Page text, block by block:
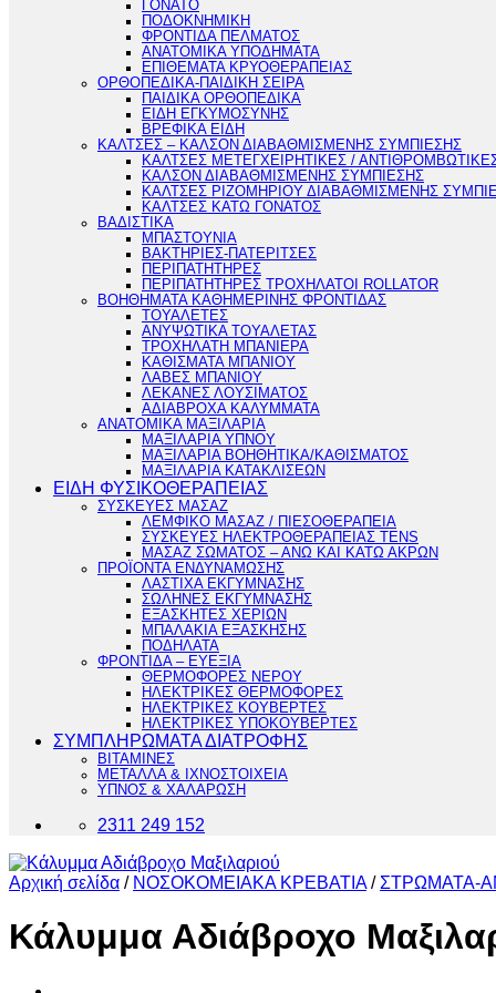
ΓΟΝΑΤΟ
ΠΟΔΟΚΝΗΜΙΚΗ
ΦΡΟΝΤΙΔΑ ΠΕΛΜΑΤΟΣ
ΑΝΑΤΟΜΙΚΑ ΥΠΟΔΗΜΑΤΑ
ΕΠΙΘΕΜΑΤΑ ΚΡΥΟΘΕΡΑΠΕΙΑΣ
ΟΡΘΟΠΕΔΙΚΑ-ΠΑΙΔΙΚΗ ΣΕΙΡΑ
ΠΑΙΔΙΚΑ ΟΡΘΟΠΕΔΙΚΑ
ΕΙΔΗ ΕΓΚΥΜΟΣΥΝΗΣ
ΒΡΕΦΙΚΑ ΕΙΔΗ
ΚΑΛΤΣΕΣ – ΚΑΛΣΟΝ ΔΙΑΒΑΘΜΙΣΜΕΝΗΣ ΣΥΜΠΙΕΣΗΣ
ΚΑΛΤΣΕΣ ΜΕΤΕΓΧΕΙΡΗΤΙΚΕΣ /
ΚΑΛΣΟΝ ΔΙΑΒΑΘΜΙΣΜΕΝΗΣ ΣΥΜΠΙΕΣΗΣ
ΚΑΛΤΣΕΣ ΡΙΖΟΜΗΡΙΟΥ ΔΙΑΒΑΘΜΙΣΜΕΝΗΣ
ΚΑΛΤΣΕΣ ΚΑΤΩ ΓΟΝΑΤΟΣ
ΒΑΔΙΣΤΙΚΑ
ΜΠΑΣΤΟΥΝΙΑ
ΒΑΚΤΗΡΙΕΣ-ΠΑΤΕΡΙΤΣΕΣ
ΠΕΡΙΠΑΤΗΤΗΡΕΣ
ΠΕΡΙΠΑΤΗΤΗΡΕΣ ΤΡΟΧΗΛΑΤΟΙ ROLLATOR
ΒΟΗΘΗΜΑΤΑ ΚΑΘΗΜΕΡΙΝΗΣ ΦΡΟΝΤΙΔΑΣ
ΤΟΥΑΛΕΤΕΣ
ΑΝΥΨΩΤΙΚΑ ΤΟΥΑΛΕΤΑΣ
ΤΡΟΧΗΛΑΤΗ ΜΠΑΝΙΕΡΑ
ΚΑΘΙΣΜΑΤΑ ΜΠΑΝΙΟΥ
ΛΑΒΕΣ ΜΠΑΝΙΟΥ
ΛΕΚΑΝΕΣ ΛΟΥΣΙΜΑΤΟΣ
ΑΔΙΑΒΡΟΧΑ ΚΑΛΥΜΜΑΤΑ
ΑΝΑΤΟΜΙΚΑ ΜΑΞΙΛΑΡΙΑ
ΜΑΞΙΛΑΡΙΑ ΥΠΝΟΥ
ΜΑΞΙΛΑΡΙΑ ΒΟΗΘΗΤΙΚΑ/ΚΑΘΙΣΜΑΤΟΣ
ΜΑΞΙΛΑΡΙΑ ΚΑΤΑΚΛΙΣΕΩΝ
ΕΙΔΗ ΦΥΣΙΚΟΘΕΡΑΠΕΙΑΣ
ΣΥΣΚΕΥΕΣ ΜΑΣΑΖ
ΛΕΜΦΙΚΟ ΜΑΣΑΖ / ΠΙΕΣΟΘΕΡΑΠΕΙΑ
ΣΥΣΚΕΥΕΣ ΗΛΕΚΤΡΟΘΕΡΑΠΕΙΑΣ TENS
ΜΑΣΑΖ ΣΩΜΑΤΟΣ – ΑΝΩ ΚΑΙ ΚΑΤΩ ΑΚΡΩΝ
ΠΡΟΪΟΝΤΑ ΕΝΔΥΝΑΜΩΣΗΣ
ΛΑΣΤΙΧΑ ΕΚΓΥΜΝΑΣΗΣ
ΣΩΛΗΝΕΣ ΕΚΓΥΜΝΑΣΗΣ
ΕΞΑΣΚΗΤΕΣ ΧΕΡΙΩΝ
ΜΠΑΛΑΚΙΑ ΕΞΑΣΚΗΣΗΣ
ΠΟΔΗΛΑΤΑ
ΦΡΟΝΤΙΔΑ – ΕΥΕΞΙΑ
ΘΕΡΜΟΦΟΡΕΣ ΝΕΡΟΥ
ΗΛΕΚΤΡΙΚΕΣ ΘΕΡΜΟΦΟΡΕΣ
ΗΛΕΚΤΡΙΚΕΣ ΚΟΥΒΕΡΤΕΣ
ΗΛΕΚΤΡΙΚΕΣ ΥΠΟΚΟΥΒΕΡΤΕΣ
ΣΥΜΠΛΗΡΩΜΑΤΑ ΔΙΑΤΡΟΦΗΣ
ΒΙΤΑΜΙΝΕΣ
ΜΕΤΑΛΛΑ & ΙΧΝΟΣΤΟΙΧΕΙΑ
ΥΠΝΟΣ & ΧΑΛΑΡΩΣΗ
2311 249 152
Αρχική σελίδα / ΝΟΣΟΚΟΜΕΙΑΚΑ ΚΡΕΒΑΤΙΑ / ΣΤΡΩΜΑΤΑ-
Κάλυμμα Αδιάβροχο